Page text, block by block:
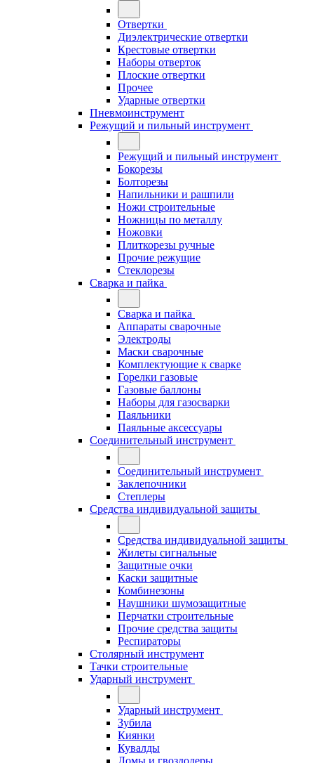
Отвертки
Диэлектрические отвертки
Крестовые отвертки
Наборы отверток
Плоские отвертки
Прочее
Ударные отвертки
Пневмоинструмент
Режущий и пильный инструмент
Режущий и пильный инструмент
Бокорезы
Болторезы
Напильники и рашпили
Ножи строительные
Ножницы по металлу
Ножовки
Плиткорезы ручные
Прочие режущие
Стеклорезы
Сварка и пайка
Сварка и пайка
Аппараты сварочные
Электроды
Маски сварочные
Комплектующие к сварке
Горелки газовые
Газовые баллоны
Наборы для газосварки
Паяльники
Паяльные аксессуары
Соединительный инструмент
Соединительный инструмент
Заклепочники
Степлеры
Средства индивидуальной защиты
Средства индивидуальной защиты
Жилеты сигнальные
Защитные очки
Каски защитные
Комбинезоны
Наушники шумозащитные
Перчатки строительные
Прочие средства защиты
Респираторы
Столярный инструмент
Тачки строительные
Ударный инструмент
Ударный инструмент
Зубила
Киянки
Кувалды
Ломы и гвоздодеры